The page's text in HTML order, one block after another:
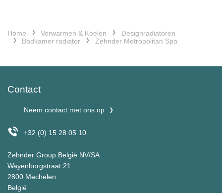
Home Verwarmen & Koelen
Designradiatoren
Badkamer radiator
Zehnder Metropolitan Spa
Contact
Neem contact met ons op
+32 (0) 15 28 05 10
Zehnder Group België NV/SA
Wayenborgstraat 21
2800 Mechelen
België